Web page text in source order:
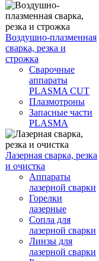
Воздушно-плазменная
сварка, резка и
строжка
Сварочные
аппараты
PLASMA CUT
Плазмотроны
Запасные части
PLASMA
Лазерная сварка, резка
и очистка
Аппараты
лазерной сварки
Горелки
лазерные
Сопла для
лазерной сварки
Линзы для
лазерной сварки